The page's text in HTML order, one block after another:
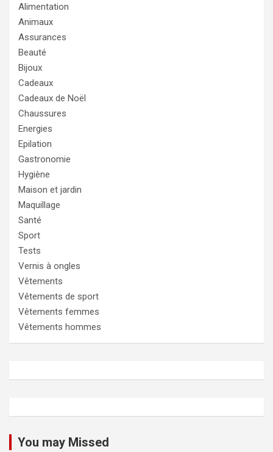
Alimentation
Animaux
Assurances
Beauté
Bijoux
Cadeaux
Cadeaux de Noël
Chaussures
Energies
Epilation
Gastronomie
Hygiène
Maison et jardin
Maquillage
Santé
Sport
Tests
Vernis à ongles
Vêtements
Vêtements de sport
Vêtements femmes
Vêtements hommes
You may Missed